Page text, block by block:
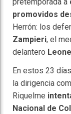
pretemporada a
promovidos
Herrón: los
Zampieri, el
delantero
En estos 23
la dirigencia
Riquelme
Nacional de